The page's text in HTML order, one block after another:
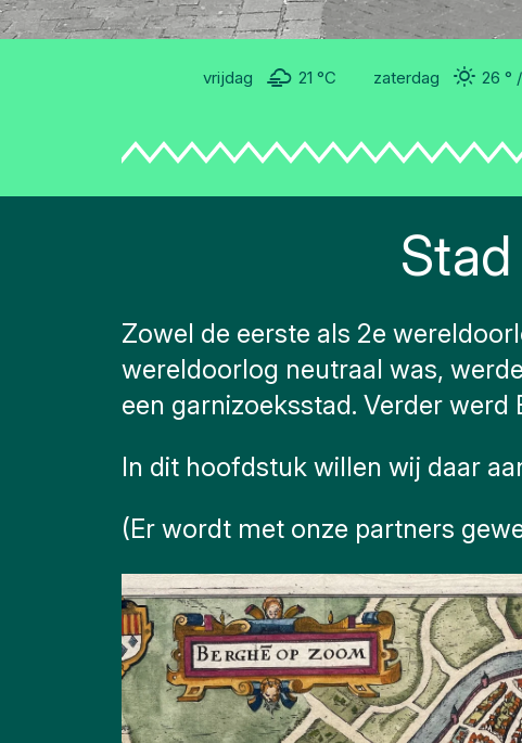
Monumenten
vrijdag 21 °C zaterdag 26 °
Zowel de eerste als 2e
wereldoorlog neutraal was,
een garnizoeksstad. Verder
In dit hoofdstuk willen wij daar
(Er wordt met onze partners